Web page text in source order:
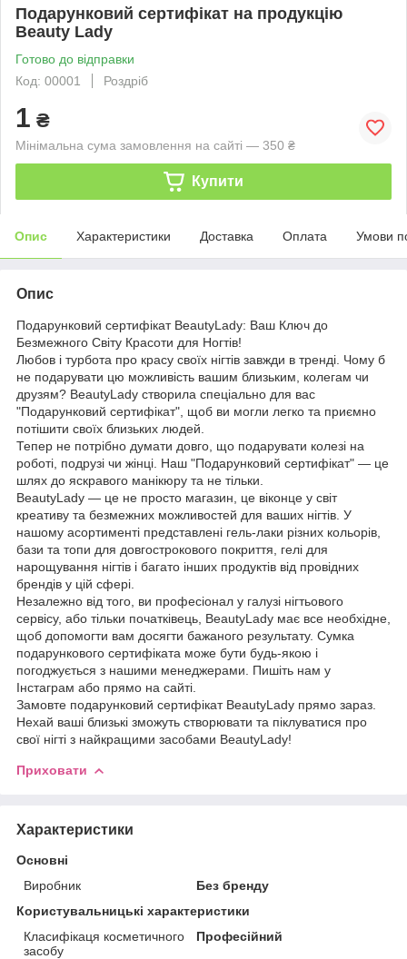
Подарунковий сертифікат на продукцію
Beauty Lady
Готово до відправки
Код: 00001
Роздріб
1 ₴
Мінімальна сума замовлення на сайті — 350 ₴
Купити
Опис Характеристики Доставка Оплата Умови
Опис
Подарунковий сертифікат BeautyLady: Ваш Ключ до
Безмежного Світу Красоти для Ногтів!
Любов і турбота про красу своїх нігтів завжди в тренді. Чому б
не подарувати цю можливість вашим близьким, колегам чи
друзям? BeautyLady створила спеціально для вас
"Подарунковий сертифікат", щоб ви могли легко та приємно
потішити своїх близьких людей.
Тепер не потрібно думати довго, що подарувати колезі на
роботі, подрузі чи жінці. Наш "Подарунковий сертифікат" — це
шлях до яскравого манікюру та не тільки.
BeautyLady — це не просто магазин, це віконце у світ
креативу та безмежних можливостей для ваших нігтів. У
нашому асортименті представлені гель-лаки різних кольорів,
бази та топи для довгострокового покриття, гелі для
нарощування нігтів і багато інших продуктів від провідних
брендів у цій сфері.
Незалежно від того, ви професіонал у галузі нігтьового
сервісу, або тільки початківець, BeautyLady має все необхідне,
щоб допомогти вам досягти бажаного результату. Сумка
подарункового сертифіката може бути будь-якою і
погоджується з нашими менеджерами. Пишіть нам у
Інстаграм або прямо на сайті.
Замовте подарунковий сертифікат BeautyLady прямо зараз.
Нехай ваші близькі зможуть створювати та піклуватися про
свої нігті з найкращими засобами BeautyLady!
Приховати
Характеристики
Основні
Виробник
Без бренду
Користувальницькі характеристики
Класифікаця косметичного
засобу
Професійний